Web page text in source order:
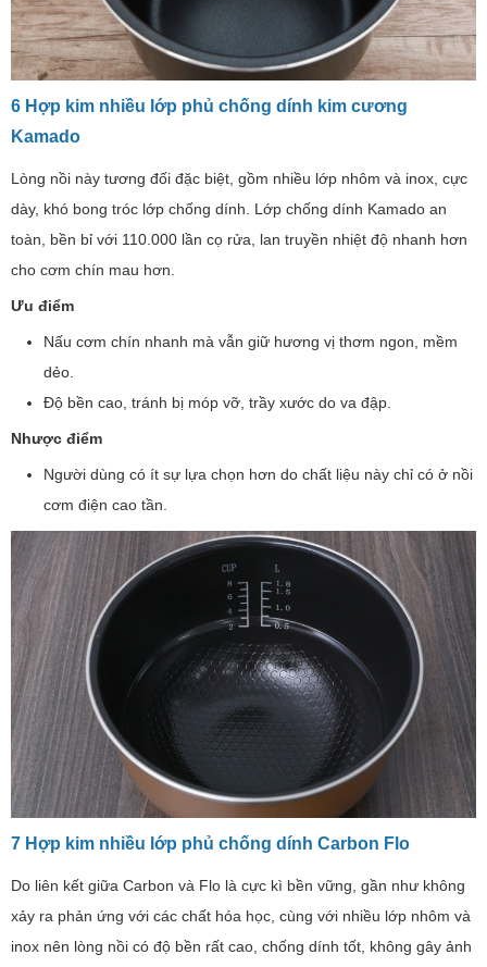
6 Hợp kim nhiều lớp phủ chống dính kim cương
Kamado
Lòng nồi này tương đối đặc biệt, gồm nhiều lớp nhôm và inox, cực
dày, khó bong tróc lớp chống dính. Lớp chống dính Kamado an
toàn, bền bỉ với 110.000 lần cọ rửa, lan truyền nhiệt độ nhanh hơn
cho cơm chín mau hơn.
Ưu điểm
Nấu cơm chín nhanh mà vẫn giữ hương vị thơm ngon, mềm
dẻo.
Độ bền cao, tránh bị móp vỡ, trầy xước do va đập.
Nhược điểm
Người dùng có ít sự lựa chọn hơn do chất liệu này chỉ có ở nồi
cơm điện cao tần.
7 Hợp kim nhiều lớp phủ chống dính Carbon Flo
Do liên kết giữa Carbon và Flo là cực kì bền vững, gần như không
xảy ra phản ứng với các chất hóa học, cùng với nhiều lớp nhôm và
inox nên lòng nồi có độ bền rất cao, chống dính tốt, không gây ảnh